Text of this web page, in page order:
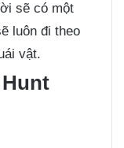
sẽ có một
luôn đi theo
vật.